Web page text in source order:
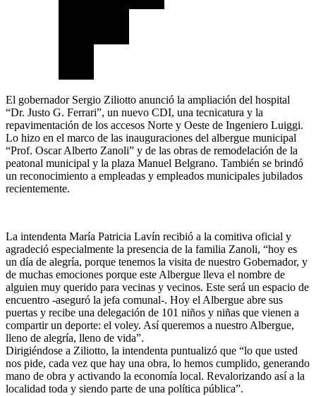
El gobernador Sergio Ziliotto anunció la ampliación del hospital
“Dr. Justo G. Ferrari”, un nuevo CDI, una tecnicatura y la
repavimentación de los accesos Norte y Oeste de Ingeniero Luiggi.
Lo hizo en el marco de las inauguraciones del albergue municipal
“Prof. Oscar Alberto Zanoli” y de las obras de remodelación de la
peatonal municipal y la plaza Manuel Belgrano. También se brindó
un reconocimiento a empleadas y empleados municipales jubilados
recientemente.
La intendenta María Patricia Lavín recibió a la comitiva oficial y
agradeció especialmente la presencia de la familia Zanoli, “hoy es
un día de alegría, porque tenemos la visita de nuestro Gobernador, y
de muchas emociones porque este Albergue lleva el nombre de
alguien muy querido para vecinas y vecinos. Este será un espacio de
encuentro -aseguró la jefa comunal-. Hoy el Albergue abre sus
puertas y recibe una delegación de 101 niños y niñas que vienen a
compartir un deporte: el voley. Así queremos a nuestro Albergue,
lleno de alegría, lleno de vida”.
Dirigiéndose a Ziliotto, la intendenta puntualizó que “lo que usted
nos pide, cada vez que hay una obra, lo hemos cumplido, generando
mano de obra y activando la economía local. Revalorizando así a la
localidad toda y siendo parte de una política pública”.